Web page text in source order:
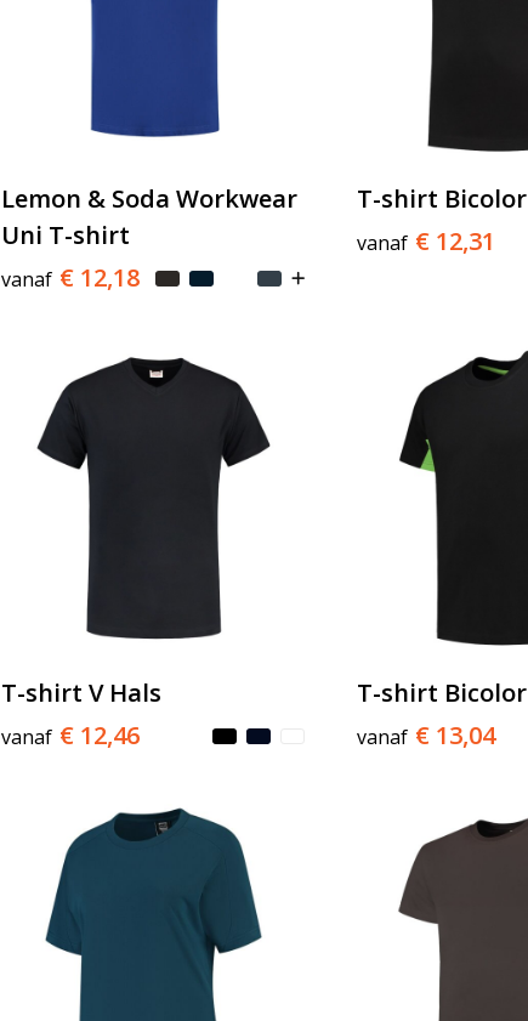
Lemon & Soda Workwear
Uni T-shirt
vanaf € 12,18
T-shirt
vanaf € 12,31
T-shirt V Hals
vanaf € 12,46
T-shirt Bicolor
vanaf € 13,04